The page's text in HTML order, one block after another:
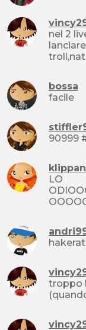
nel 2
bossa
facile
90999
klippan
LO
troppo